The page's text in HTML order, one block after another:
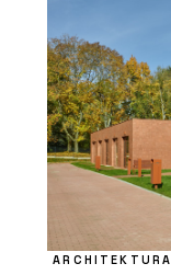
ARCHITEKTURA